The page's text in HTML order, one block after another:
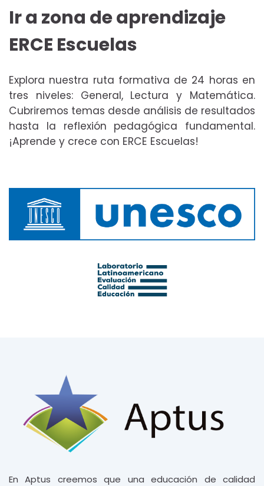
Ir a zona de aprendizaje
ERCE Escuelas
Explora nuestra ruta formativa de 24 horas en
tres niveles: General, Lectura y Matemática.
Cubriremos temas desde análisis de resultados
hasta la reflexión pedagógica fundamental.
¡Aprende y crece con ERCE Escuelas!
En Aptus creemos que una educación de calidad